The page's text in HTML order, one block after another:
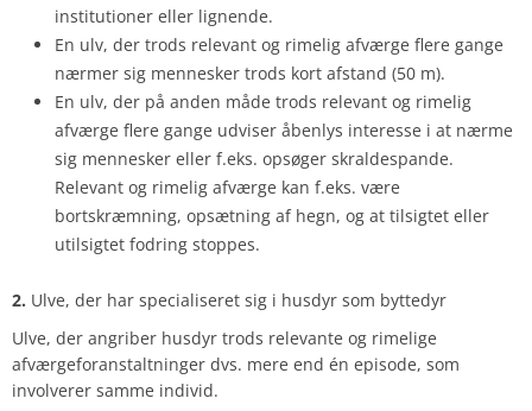
institutioner eller lignende.
En ulv, der trods relevant og rimelig afværge flere gange
nærmer sig mennesker trods kort afstand (50 m).
En ulv, der på anden måde trods relevant og rimelig
afværge flere gange udviser åbenlys interesse i at nærme
sig mennesker eller f.eks. opsøger skraldespande.
Relevant og rimelig afværge kan f.eks. være
bortskræmning, opsætning af hegn, og at tilsigtet eller
utilsigtet fodring stoppes.
2. Ulve, der har specialiseret sig i husdyr som byttedyr
Ulve, der angriber husdyr trods relevante og rimelige
afværgeforanstaltninger dvs. mere end én episode, som
involverer samme individ.